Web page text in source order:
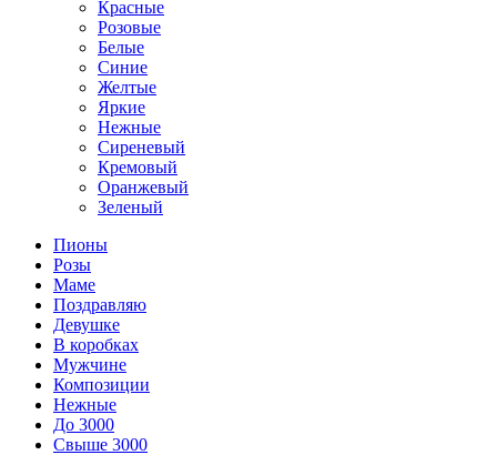
Красные
Розовые
Белые
Синие
Желтые
Яркие
Нежные
Сиреневый
Кремовый
Оранжевый
Зеленый
Пионы
Розы
Маме
Поздравляю
Девушке
В коробках
Мужчине
Композиции
Нежные
До 3000
Свыше 3000